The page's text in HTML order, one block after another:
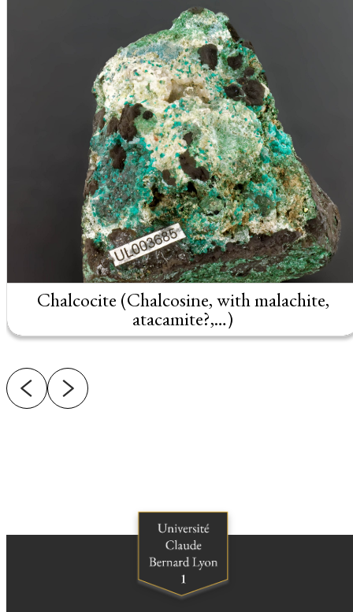
Chalcocite (Chalcosine, with malachite,
atacamite?,…)